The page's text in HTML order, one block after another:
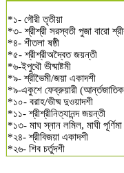
*১- গৌরী তৃতীয়া
*৩- শ্রীশ্রী সরস্বতী পুজা বারো
*৪- শীতলা ষষ্ঠী
*৫- শ্রীশ্রীঅদ্বৈত জয়ন্তী
*৬-ইপুথৌ ভীষ্মাষ্টমী
*৯- শ্রীভৈমী/জয়া একাদশী
*৯-একুশে ফেব্রুয়ারী (আর্ন্তজাতিক
*১০- বরাহ/ভীষ্ম দুওয়াদশী
*১১- শ্রীশ্রীনিত্যানন্দ জয়ন্তী
*১৩- মাঘ স্নান লমিল, মাঘী পূর্ণিমা
*২৪- শ্রীবিজয়া একাদশী
*২৬- শিব চর্তুদশী